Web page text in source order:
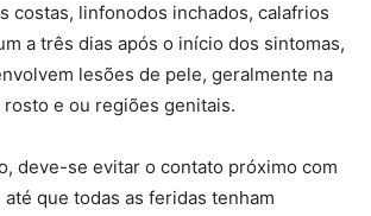
costas, linfonodos inchados, calafrios
a três dias após o início dos sintomas,
lesões de pele, geralmente na
rosto e ou regiões genitais.
deve-se evitar o contato próximo com
que todas as feridas tenham